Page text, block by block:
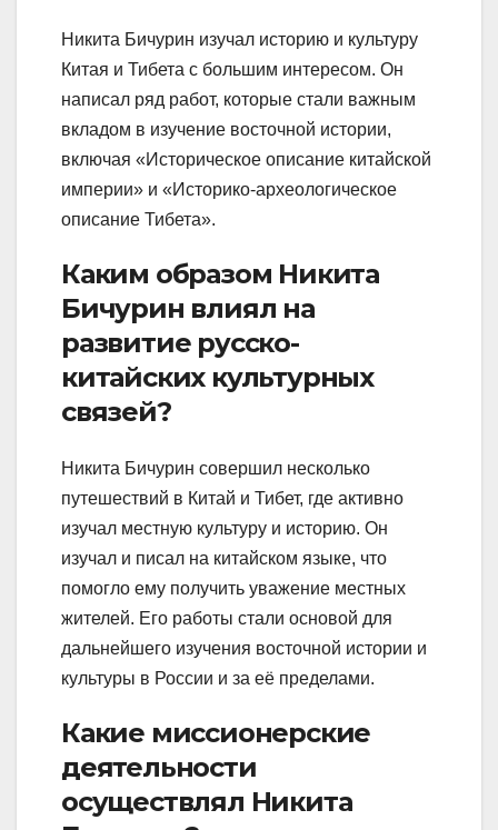
Никита Бичурин изучал историю и культуру
Китая и Тибета с большим интересом. Он
написал ряд работ, которые стали важным
вкладом в изучение восточной истории,
включая «Историческое описание китайской
империи» и «Историко-археологическое
описание Тибета».
Каким образом Никита
Бичурин влиял на
развитие русско-
китайских культурных
связей?
Никита Бичурин совершил несколько
путешествий в Китай и Тибет, где активно
изучал местную культуру и историю. Он
изучал и писал на китайском языке, что
помогло ему получить уважение местных
жителей. Его работы стали основой для
дальнейшего изучения восточной истории и
культуры в России и за её пределами.
Какие миссионерские
деятельности
осуществлял Никита